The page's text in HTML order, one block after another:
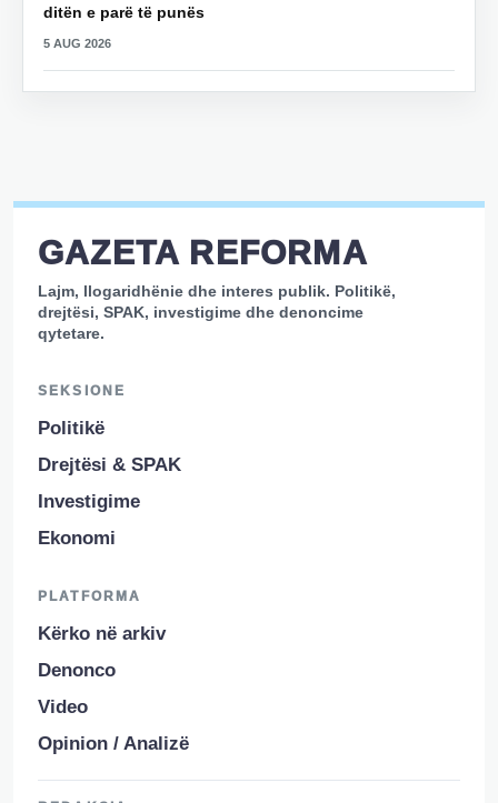
ditën e parë të punës
5 AUG 2026
GAZETA REFORMA
Lajm, llogaridhënie dhe interes publik. Politikë,
drejtësi, SPAK, investigime dhe denoncime
qytetare.
SEKSIONE
Politikë
Drejtësi & SPAK
Investigime
Ekonomi
PLATFORMA
Kërko në arkiv
Denonco
Video
Opinion / Analizë